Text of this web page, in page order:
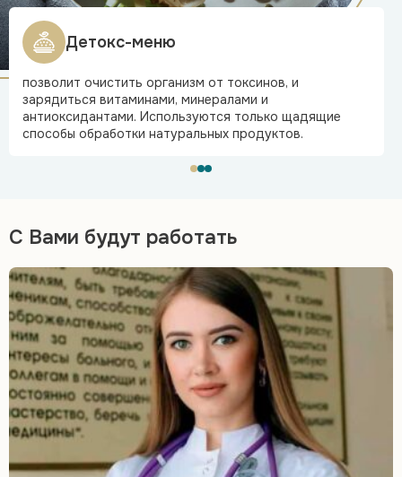
Детокс-меню
позволит очистить организм от токсинов, и
зарядиться витаминами, минералами и
антиоксидантами. Используются только щадящие
способы обработки натуральных продуктов.
С Вами будут работать